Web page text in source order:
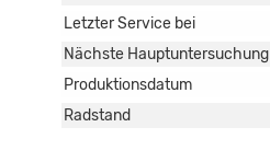
Letzter Service bei
Nächste Hauptuntersuchung
Produktionsdatum
Radstand